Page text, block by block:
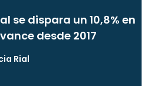
se dispara un 10,8% en
desde 2017
Rial